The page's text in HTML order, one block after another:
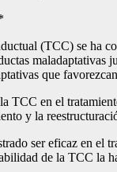
(TCC) se ha
maladaptativas
que
TCC en el
y la
ser eficaz en el
de la TCC la